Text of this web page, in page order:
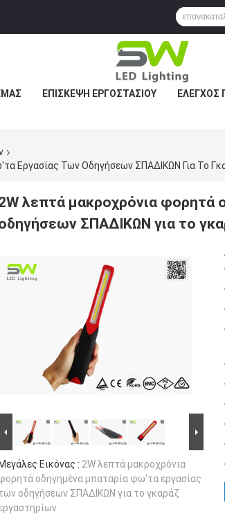
ΕΠΙΣΚΕΨΉ ΕΡΓΟΣΤΑΣΊΟΥ ΈΛΕΓΧΟΣ
Εργασίας Των Οδηγήσεων ΣΠΑΔΙΚΩΝ Για Το
λεπτά μακροχρόνια φορητά
ΣΠΑΔΙΚΩΝ για το
Εικόνας : 2W λεπτά μακροχρόνια
οδηγημένα μπαταρία φω'τα εργασίας
οδηγήσεων ΣΠΑΔΙΚΩΝ για το γκαράζ